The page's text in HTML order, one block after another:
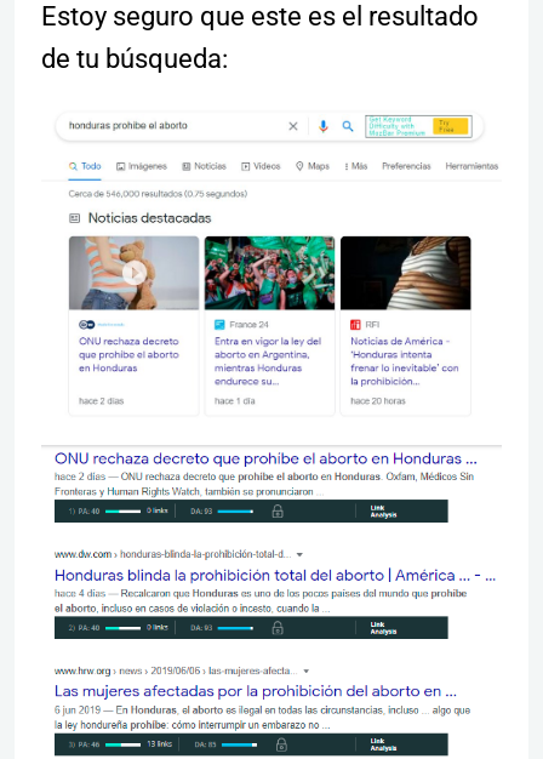
Estoy seguro que este es el resultado
de tu búsqueda: